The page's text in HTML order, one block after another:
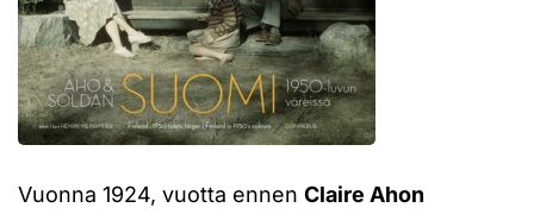
Vuonna 1924, vuotta ennen Claire Ahon